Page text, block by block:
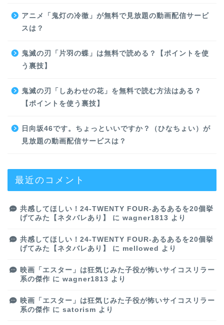
アニメ「鬼灯の冷徹」が無料で見放題の動画配信サービ
スは？
鬼滅の刃「片羽の蝶」は無料で読める？【ポイントを使
う裏技】
鬼滅の刃「しあわせの花」を無料で読む方法はある？
【ポイントを使う裏技】
日向坂46です。ちょっといいですか？（ひなちょい）が
見放題の動画配信サービスは？
最近のコメント
共感してほしい！24-TWENTY FOUR-あるあるを20個挙
げてみた【ネタバレあり】
に wagner1813 より
共感してほしい！24-TWENTY FOUR-あるあるを20個挙
げてみた【ネタバレあり】
に mellowed より
映画「エスター」は狂気じみた子役が怖いサイコスリラー
系の傑作 に wagner1813 より
映画「エスター」は狂気じみた子役が怖いサイコスリラー
系の傑作 に satorism より